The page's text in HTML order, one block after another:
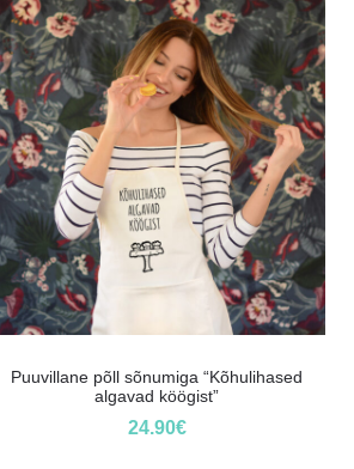
Puuvillane põll sõnumiga “Kõhulihased
algavad köögist”
24.90€